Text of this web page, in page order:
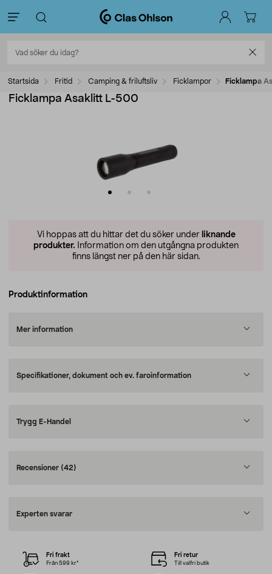
Startsida Fritid Camping & friluftsliv Ficklampor Ficklampa
Ficklampa Asaklitt L-500
Vi hoppas att du hittar det du söker under liknande
produkter. Information om den utgångna produkten
finns längst ner på den här sidan.
Produktinformation
Mer information
Specifikationer, dokument och ev. faroinformation
Trygg E-Handel
Recensioner (42)
Experten svarar
Fri frakt
Från 599 kr*
Fri retur
Till valfri butik